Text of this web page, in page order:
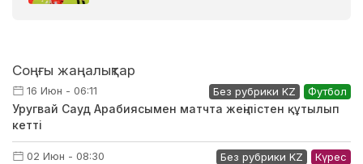
Соңғы жаңалықтар
16 Июн - 06:11 Без рубрики KZ Футбол
Уругвай Сауд Арабиясымен матчта жеңілістен құтылып
кетті
02 Июн - 08:30 Без рубрики KZ Күрес